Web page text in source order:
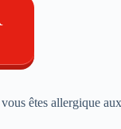
êtes allergique